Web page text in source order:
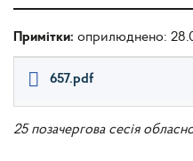
Примітки: оприлюднено:
657.pdf
25 позачергова сесія